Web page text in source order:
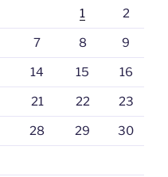
1 2
7 8 9
14 15 16
21 22 23
28 29 30